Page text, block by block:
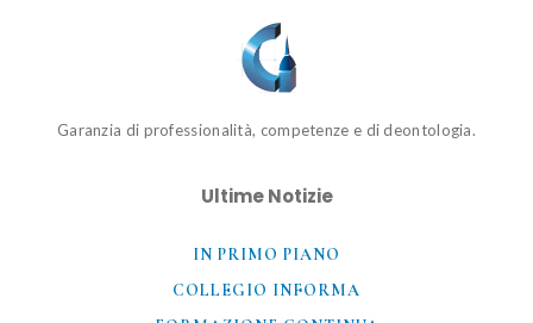
Garanzia di professionalità, competenze e di deontologia.
Ultime Notizie
IN PRIMO PIANO
COLLEGIO INFORMA